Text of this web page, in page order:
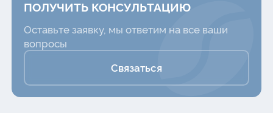
ПОЛУЧИТЬ КОНСУЛЬТАЦИЮ
Оставьте заявку, мы ответим на все ваши
вопросы
Связаться